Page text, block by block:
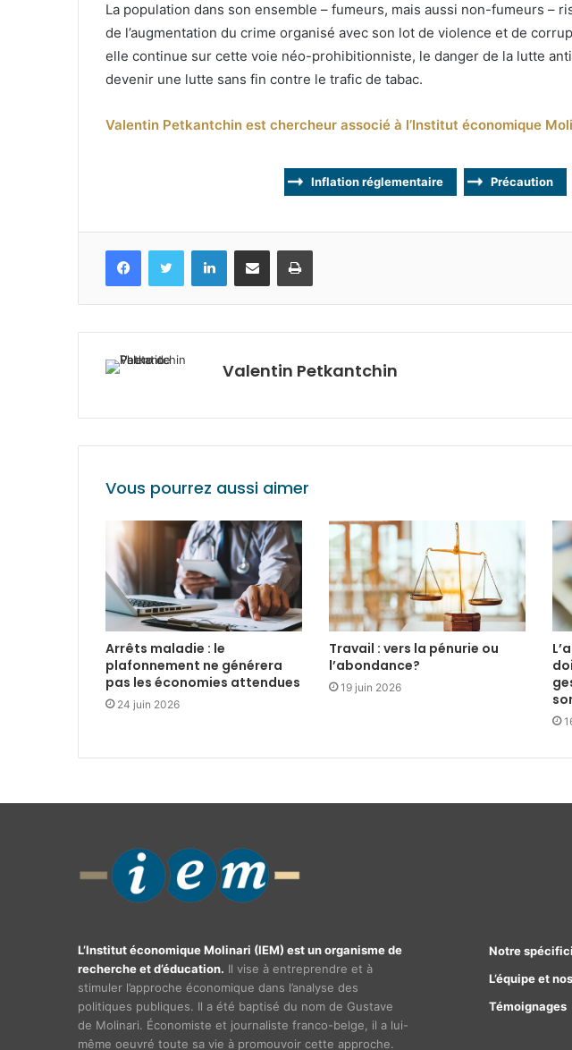
La population dans son ensemble – fumeurs, mais aussi non-fumeurs –
de l’augmentation du crime organisé avec son lot de violence et de
elle continue sur cette voie néo-prohibitionniste, le danger de la lutte
devenir une lutte sans fin contre le trafic de tabac.
Valentin Petkantchin est chercheur associé à l’Institut économique
Inflation réglementaire Précaution
FacebookTwitter LinkedinPartagez par mail Imprimez
Valentin Petkantchin
Vous pourrez aussi aimer
Arrêts maladie : le
plafonnement ne générera
pas les économies attendues
24 juin 2026
Travail : vers la pénurie ou
l’abondance?
19 juin 2026
L’Institut économique Molinari (IEM) est un organisme de
recherche et d’éducation. Il vise à entreprendre et à
stimuler l’approche économique dans l’analyse des
politiques publiques. Il a été baptisé du nom de Gustave
de Molinari. Économiste et journaliste franco-belge, il a lui-
même oeuvré toute sa vie à promouvoir cette approche.
Notre
L’équipe et
Témoignages